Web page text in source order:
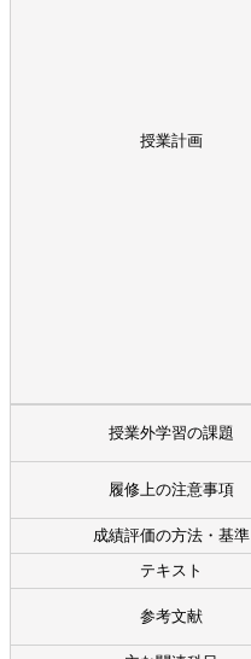
授業計画
授業外学習の課題
履修上の注意事項
成績評価の方法・基準
テキスト
参考文献